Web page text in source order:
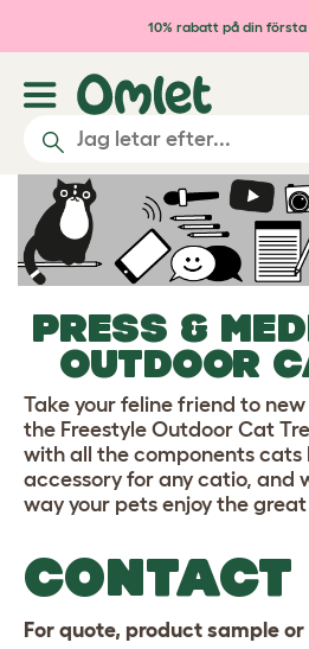
Hoppa till huvudinnehåll
10% rabatt på din
PRESS &
OUTDOOR
Take your feline friend to
the Freestyle Outdoor Cat
with all the components cats
accessory for any catio, and
way your pets enjoy the
CONTACT
For quote, product sample